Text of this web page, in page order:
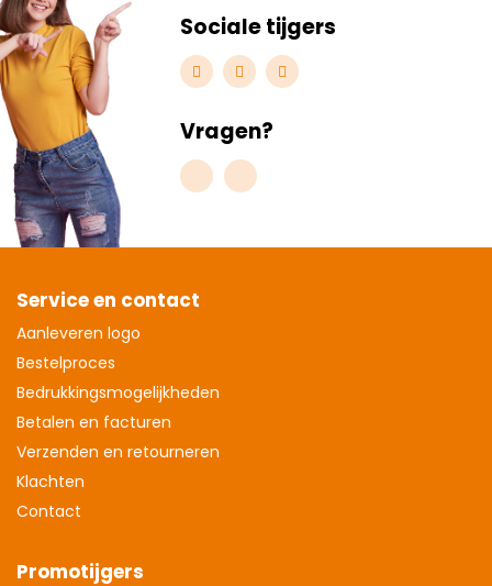
Sociale tijgers
Vragen?
Service en contact
Aanleveren logo
Bestelproces
Bedrukkingsmogelijkheden
Betalen en facturen
Verzenden en retourneren
Klachten
Contact
Promotijgers